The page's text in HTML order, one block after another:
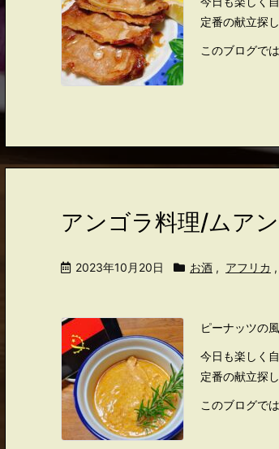
定番の献立探
このブログで
アンゴラ料理/ムア
2023年10月20日 お酒 , アフリカ ,
ピーナッツの
今日も楽しく
定番の献立探
このブログで